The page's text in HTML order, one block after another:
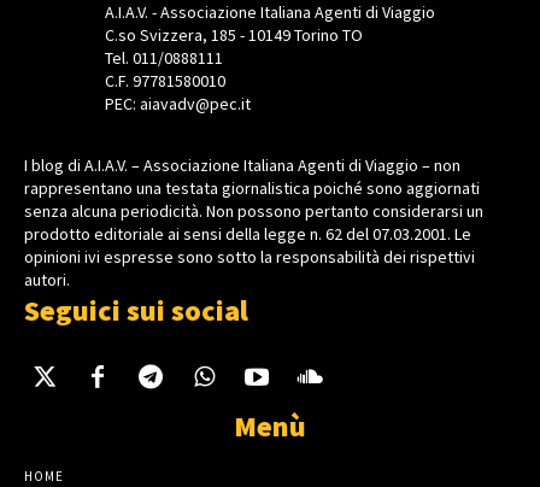
A.I.A.V. - Associazione Italiana Agenti di Viaggio
C.so Svizzera, 185 - 10149 Torino TO
Tel. 011/0888111
C.F. 97781580010
PEC: aiavadv@pec.it
I blog di A.I.A.V. – Associazione Italiana Agenti di Viaggio – non
rappresentano una testata giornalistica poiché sono aggiornati
senza alcuna periodicità. Non possono pertanto considerarsi un
prodotto editoriale ai sensi della legge n. 62 del 07.03.2001. Le
opinioni ivi espresse sono sotto la responsabilità dei rispettivi
autori.
Seguici sui social
Menù
HOME